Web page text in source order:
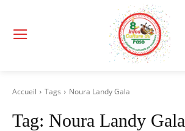
Accueil Tags Noura Landy Gala
Tag: Noura Landy Gala